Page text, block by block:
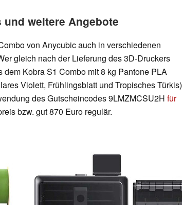
weitere Angebote
von Anycubic auch in verschiedenen
gleich nach der Lieferung des 3D-Druckers
Kobra S1 Combo mit 8 kg Pantone PLA
Violett, Frühlingsblatt und Tropisches Türkis)
des Gutscheincodes 9LMZMCSU2H für
bzw. gut 870 Euro regulär.